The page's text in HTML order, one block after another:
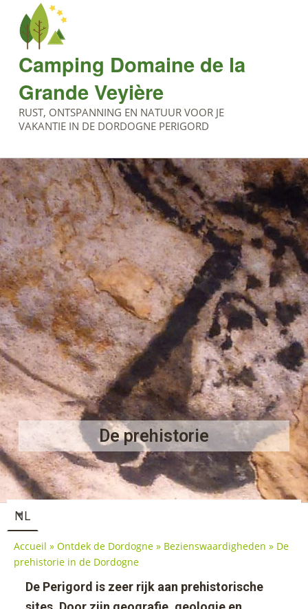
Camping Domaine de la
Grande Veyière
RUST, ONTSPANNING EN NATUUR VOOR JE
VAKANTIE IN DE DORDOGNE PERIGORD
De prehistorie
Accueil » Ontdek de Dordogne » Bezienswaardigheden » De
prehistorie in de Dordogne
De Perigord is zeer rijk aan prehistorische